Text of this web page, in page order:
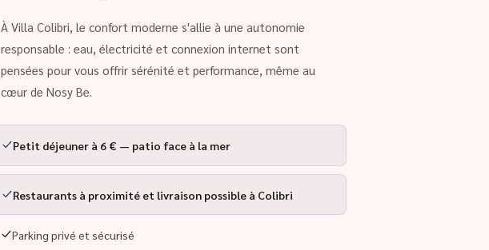
À Villa Colibri, le confort moderne s'allie à une autonomie
responsable : eau, électricité et connexion internet sont
pensées pour vous offrir sérénité et performance, même au
cœur de Nosy Be.
Petit déjeuner à 6 € — patio face à la mer
Restaurants à proximité et livraison possible à Colibri
Parking privé et sécurisé